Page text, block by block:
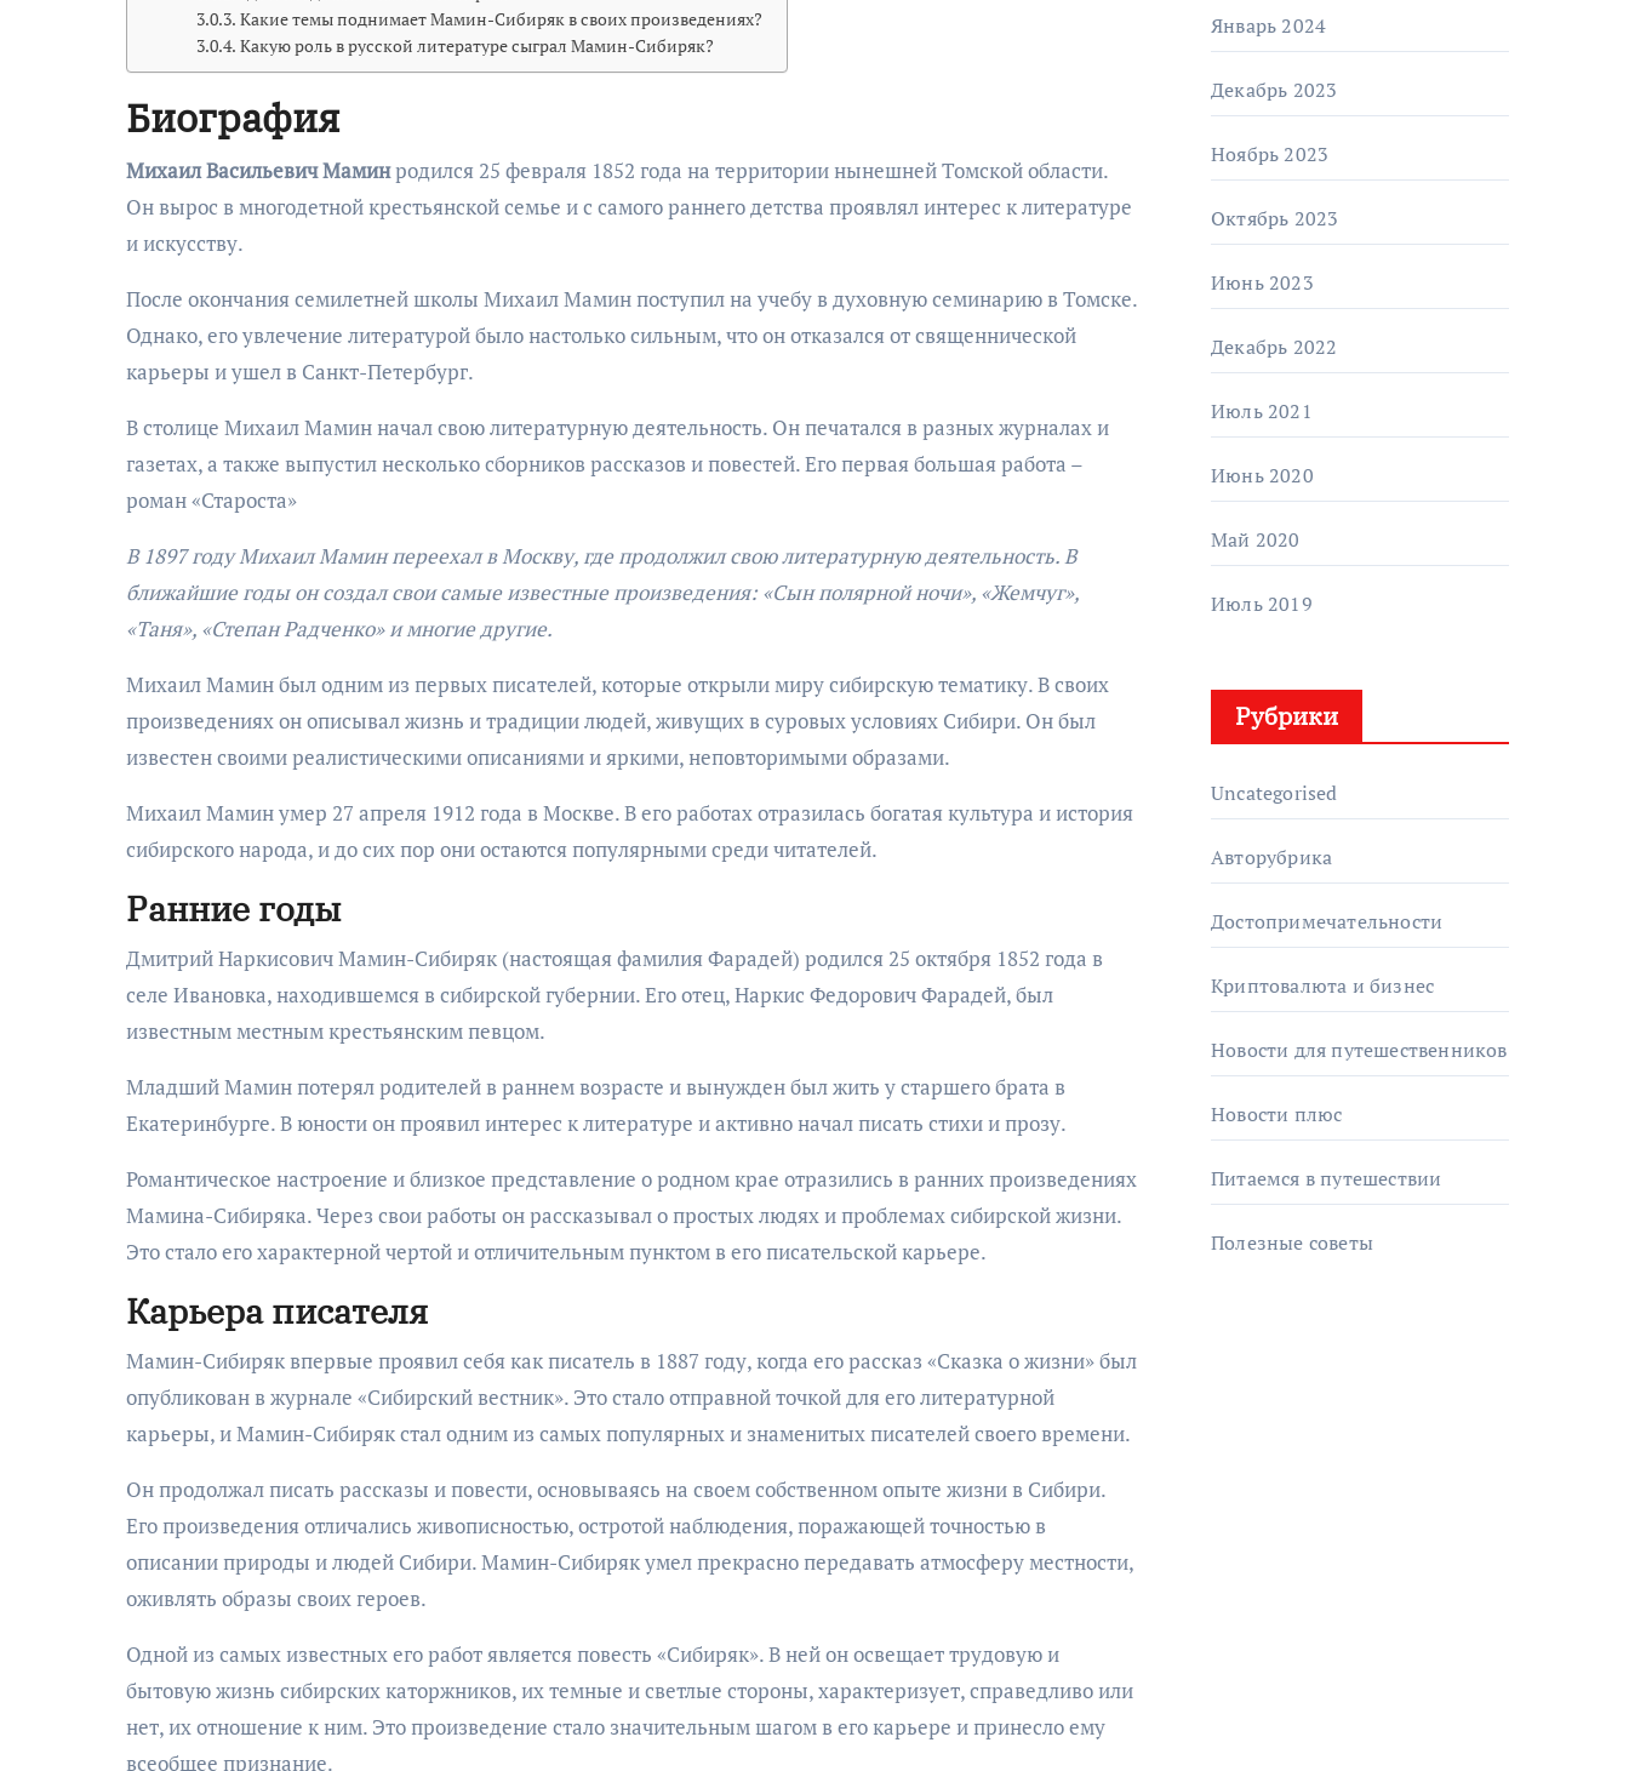
Какие темы поднимает Мамин-Сибиряк в своих произведениях?
Какую роль в русской литературе сыграл Мамин-Сибиряк?
Биография
Михаил Васильевич Маминродился 25 февраля 1852 года на территории нынешней Томской области.
Он вырос в многодетной крестьянской семье и с самого раннего детства проявлял интерес к литературе
и искусству.
После окончания семилетней школы Михаил Мамин поступил на учебу в духовную семинарию в Томске.
Однако, его увлечение литературой было настолько сильным, что он отказался от священнической
карьеры и ушел в Санкт-Петербург.
В столице Михаил Мамин начал свою литературную деятельность. Он печатался в разных журналах и
газетах, а также выпустил несколько сборников рассказов и повестей. Его первая большая работа –
роман «Староста»
В 1897 году Михаил Мамин переехал в Москву, где продолжил свою литературную деятельность. В
ближайшие годы он создал свои самые известные произведения: «Сын полярной ночи», «Жемчуг»,
«Таня», «Степан Радченко» и многие другие.
Михаил Мамин был одним из первых писателей, которые открыли миру сибирскую тематику. В своих
произведениях он описывал жизнь и традиции людей, живущих в суровых условиях Сибири. Он был
известен своими реалистическими описаниями и яркими, неповторимыми образами.
Михаил Мамин умер 27 апреля 1912 года в Москве. В его работах отразилась богатая культура и история
сибирского народа, и до сих пор они остаются популярными среди читателей.
Ранние годы
Дмитрий Наркисович Мамин-Сибиряк (настоящая фамилия Фарадей) родился 25 октября 1852 года в
селе Ивановка, находившемся в сибирской губернии. Его отец, Наркис Федорович Фарадей, был
известным местным крестьянским певцом.
Младший Мамин потерял родителей в раннем возрасте и вынужден был жить у старшего брата в
Екатеринбурге. В юности он проявил интерес к литературе и активно начал писать стихи и прозу.
Романтическое настроение и близкое представление о родном крае отразились в ранних произведениях
Мамина-Сибиряка. Через свои работы он рассказывал о простых людях и проблемах сибирской жизни.
Это стало его характерной чертой и отличительным пунктом в его писательской карьере.
Карьера писателя
Мамин-Сибиряк впервые проявил себя как писатель в 1887 году, когда его рассказ «Сказка о жизни» был
опубликован в журнале «Сибирский вестник». Это стало отправной точкой для его литературной
карьеры, и Мамин-Сибиряк стал одним из самых популярных и знаменитых писателей своего времени.
Он продолжал писать рассказы и повести, основываясь на своем собственном опыте жизни в Сибири.
Его произведения отличались живописностью, остротой наблюдения, поражающей точностью в
описании природы и людей Сибири. Мамин-Сибиряк умел прекрасно передавать атмосферу местности,
оживлять образы своих героев.
Одной из самых известных его работ является повесть «Сибиряк». В ней он освещает трудовую и
бытовую жизнь сибирских каторжников, их темные и светлые стороны, характеризует, справедливо или
нет, их отношение к ним. Это произведение стало значительным шагом в его карьере и принесло ему
всеобщее признание.
Январь 2024
Декабрь 2023
Ноябрь 2023
Октябрь 2023
Июнь 2023
Декабрь 2022
Июль 2021
Июнь 2020
Май 2020
Июль 2019
Рубрики
Uncategorised
Авторубрика
Достопримечательности
Криптовалюта и бизнес
Новости для путешественников
Новости плюс
Питаемся в путешествии
Полезные советы